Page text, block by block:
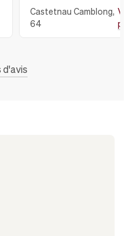
Castetnau Camblong,
64
Voir
plus
d'avis